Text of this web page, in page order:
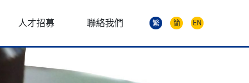
人才招募 聯絡我們 繁 簡 EN